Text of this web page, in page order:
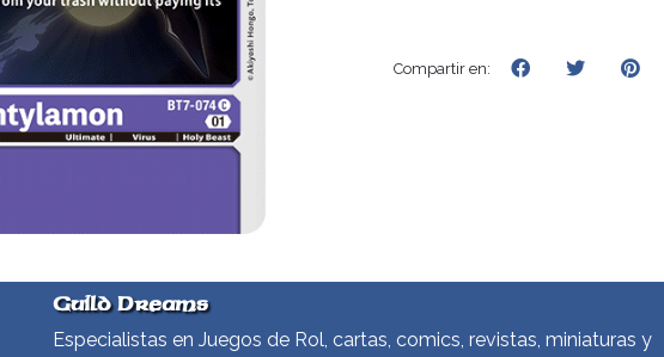
Compartir en:
Guild Dreams
Especialistas en Juegos de Rol, cartas, comics, revistas, miniaturas y